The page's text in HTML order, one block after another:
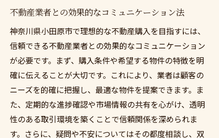
不動産業者との効果的なコミュニケーション法
神奈川県小田原市で理想的な不動産購入を目指すには、
信頼できる不動産業者との効果的なコミュニケーション
が必要です。まず、購入条件や希望する物件の特徴を明
確に伝えることが大切です。これにより、業者は顧客の
ニーズを的確に把握し、最適な物件を提案できます。ま
た、定期的な進捗確認や市場情報の共有を心がけ、透明
性のある取引環境を築くことで信頼関係を深められま
す。さらに、疑問や不安についてはその都度相談し、双